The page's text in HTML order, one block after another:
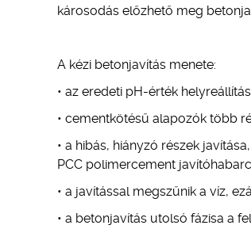
károsodás előzhető meg
A kézi betonjavítás menete:
• az eredeti pH-érték
• cementkötésű alapozók több
• a hibás, hiányzó részek
PCC polimercement
• a javítással megszűnik a víz,
• a betonjavítás utolsó fázisa a